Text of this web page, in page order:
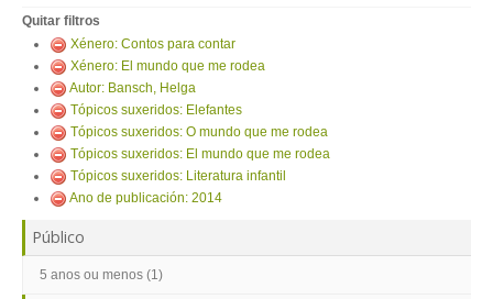
Quitar filtros
Xénero: Contos para contar
Xénero: El mundo que me rodea
Autor: Bansch, Helga
Tópicos suxeridos: Elefantes
Tópicos suxeridos: O mundo que me rodea
Tópicos suxeridos: El mundo que me rodea
Tópicos suxeridos: Literatura infantil
Ano de publicación: 2014
Público
5 anos ou menos (1)